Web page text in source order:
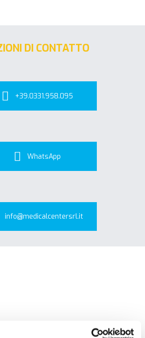
DI CONTATTO
+39.0331.958.095
WhatsApp
info@medicalcentersrl.it